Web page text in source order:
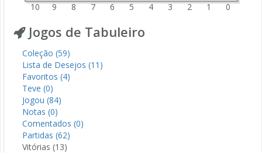
10 9 8 7 6 5 4 3 2 1 0
Jogos de Tabuleiro
Coleção (59)
Lista de Desejos (11)
Favoritos (4)
Teve (0)
Jogou (84)
Notas (0)
Comentados (0)
Partidas (62)
Vitórias (13)